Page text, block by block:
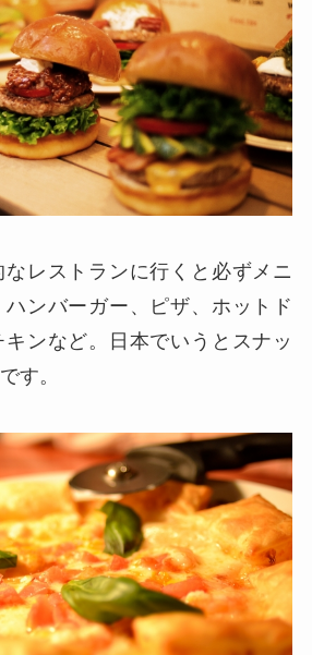
レストランに行くと必ずメニ
ンバーガー、ピザ、ホットド
ンなど。日本でいうとスナッ
す。